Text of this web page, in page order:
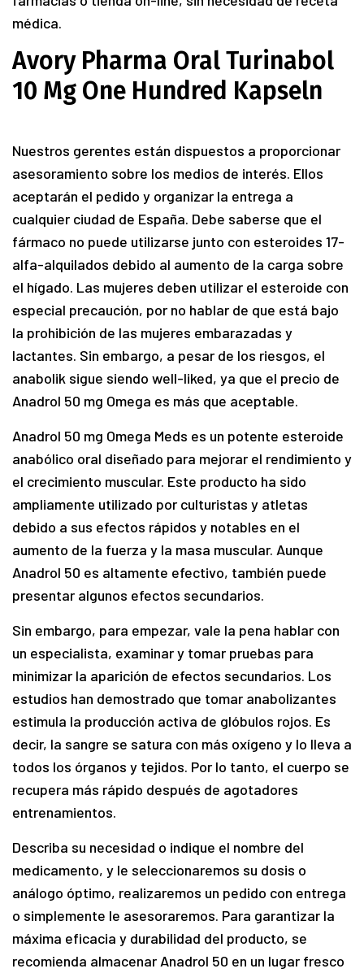
médica.
Avory Pharma Oral Turinabol
10 Mg One Hundred Kapseln
Nuestros gerentes están dispuestos a proporcionar
asesoramiento sobre los medios de interés. Ellos
aceptarán el pedido y organizar la entrega a
cualquier ciudad de España. Debe saberse que el
fármaco no puede utilizarse junto con esteroides 17-
alfa-alquilados debido al aumento de la carga sobre
el hígado. Las mujeres deben utilizar el esteroide con
especial precaución, por no hablar de que está bajo
la prohibición de las mujeres embarazadas y
lactantes. Sin embargo, a pesar de los riesgos, el
anabolik sigue siendo well-liked, ya que el precio de
Anadrol 50 mg Omega es más que aceptable.
Anadrol 50 mg Omega Meds es un potente esteroide
anabólico oral diseñado para mejorar el rendimiento y
el crecimiento muscular. Este producto ha sido
ampliamente utilizado por culturistas y atletas
debido a sus efectos rápidos y notables en el
aumento de la fuerza y la masa muscular. Aunque
Anadrol 50 es altamente efectivo, también puede
presentar algunos efectos secundarios.
Sin embargo, para empezar, vale la pena hablar con
un especialista, examinar y tomar pruebas para
minimizar la aparición de efectos secundarios. Los
estudios han demostrado que tomar anabolizantes
estimula la producción activa de glóbulos rojos. Es
decir, la sangre se satura con más oxígeno y lo lleva a
todos los órganos y tejidos. Por lo tanto, el cuerpo se
recupera más rápido después de agotadores
entrenamientos.
Describa su necesidad o indique el nombre del
medicamento, y le seleccionaremos su dosis o
análogo óptimo, realizaremos un pedido con entrega
o simplemente le asesoraremos. Para garantizar la
máxima eficacia y durabilidad del producto, se
recomienda almacenar Anadrol 50 en un lugar fresco